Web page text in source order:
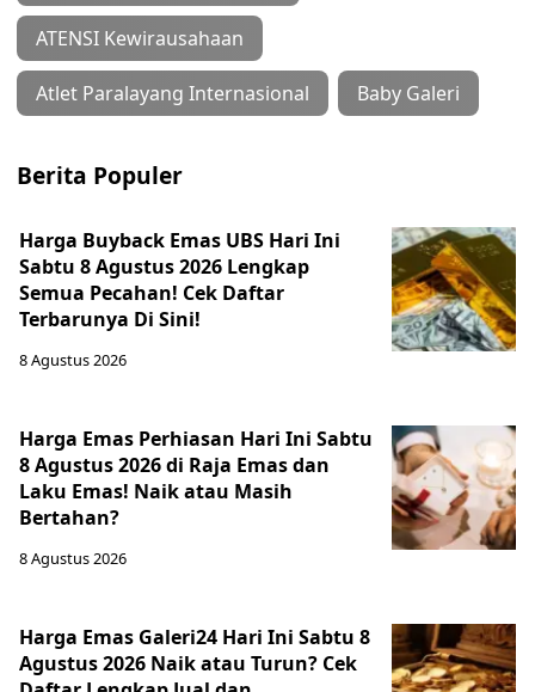
ATENSI Kewirausahaan
Atlet Paralayang Internasional Baby Galeri
Berita Populer
Harga Buyback Emas UBS Hari Ini
Sabtu 8 Agustus 2026 Lengkap
Semua Pecahan! Cek Daftar
Terbarunya Di Sini!
8 Agustus 2026
Harga Emas Perhiasan Hari Ini Sabtu
8 Agustus 2026 di Raja Emas dan
Laku Emas! Naik atau Masih
Bertahan?
8 Agustus 2026
Harga Emas Galeri24 Hari Ini Sabtu 8
Agustus 2026 Naik atau Turun? Cek